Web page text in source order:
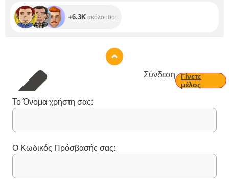
+6.3K ακόλουθοι
Σύνδεση
Γίνετε
μέλος
Το Όνομα χρήστη σας:
Ο Κωδικός Πρόσβασής σας: